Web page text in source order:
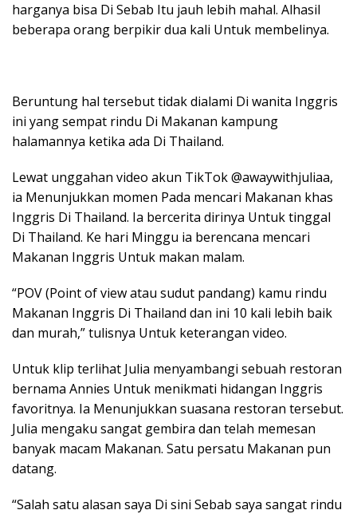
harganya bisa Di Sebab Itu jauh lebih mahal. Alhasil
beberapa orang berpikir dua kali Untuk membelinya.
Beruntung hal tersebut tidak dialami Di wanita Inggris
ini yang sempat rindu Di Makanan kampung
halamannya ketika ada Di Thailand.
Lewat unggahan video akun TikTok @awaywithjuliaa,
ia Menunjukkan momen Pada mencari Makanan khas
Inggris Di Thailand. Ia bercerita dirinya Untuk tinggal
Di Thailand. Ke hari Minggu ia berencana mencari
Makanan Inggris Untuk makan malam.
“POV (Point of view atau sudut pandang) kamu rindu
Makanan Inggris Di Thailand dan ini 10 kali lebih baik
dan murah,” tulisnya Untuk keterangan video.
Untuk klip terlihat Julia menyambangi sebuah restoran
bernama Annies Untuk menikmati hidangan Inggris
favoritnya. Ia Menunjukkan suasana restoran tersebut.
Julia mengaku sangat gembira dan telah memesan
banyak macam Makanan. Satu persatu Makanan pun
datang.
“Salah satu alasan saya Di sini Sebab saya sangat rindu